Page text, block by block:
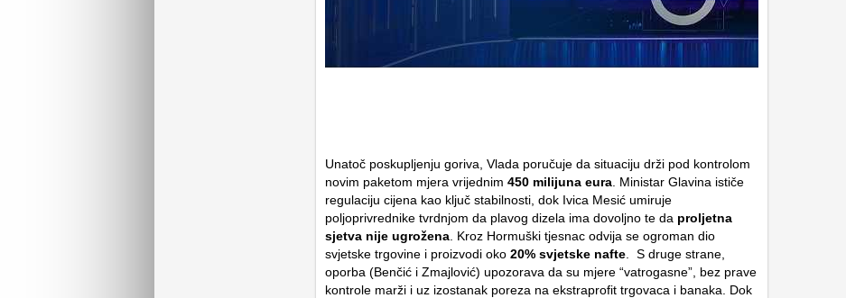
Unatoč poskupljenju goriva, Vlada poručuje da situaciju drži pod kontrolom
novim paketom mjera vrijednim 450 milijuna eura . Ministar Glavina ističe
regulaciju cijena kao ključ stabilnosti, dok Ivica Mesić umiruje
poljoprivrednike tvrdnjom da plavog dizela ima dovoljno te da proljetna
sjetva nije ugrožena . Kroz Hormuški tjesnac odvija se ogroman dio
svjetske trgovine i proizvodi oko 20% svjetske nafte . S druge strane,
oporba (Benčić i Zmajlović) upozorava da su mjere “vatrogasne”, bez prave
kontrole marži i uz izostanak poreza na ekstraprofit trgovaca i banaka. Dok